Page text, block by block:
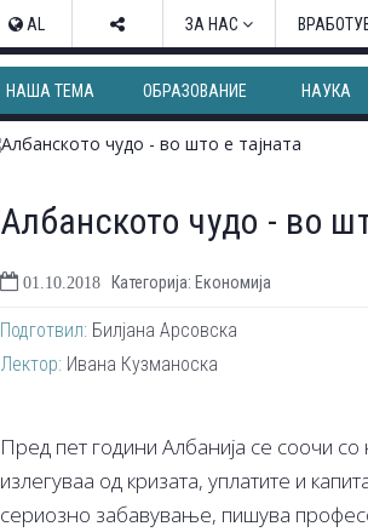
AL ЗА НАС
НАША ТЕМА ОБРАЗОВАНИЕ НАУКА
Албанското чудо - во
01.10.2018 Категорија: Економија
Подготвил: Билјана Арсовска
Лектор: Ивана Кузманоска
Пред пет години Албанија се соочи со
излегуваа од кризата, уплатите и
сериозно забавување, пишува